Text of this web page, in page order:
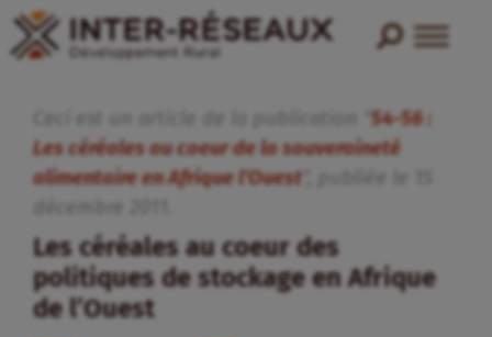
54-56 :
Les céréales au coeur de la souveraineté
alimentaire en Afrique l’Ouest
Les céréales au coeur des
politiques de stockage en Afrique
de l’Ouest